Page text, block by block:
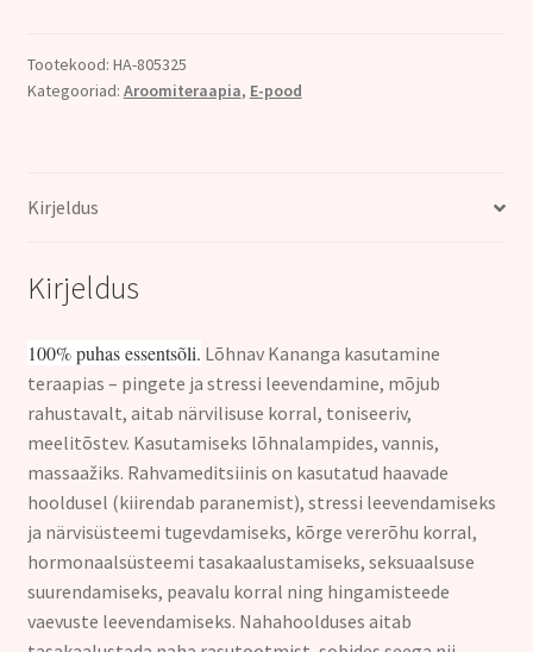
(Cananga
odorata)
Tootekood: HA-805325
Kategooriad: Aroomiteraapia, E-pood
Kirjeldus
Kirjeldus
100% puhas essentsõli. Lõhnav Kananga kasutamine
teraapias – pingete ja stressi leevendamine, mõjub
rahustavalt, aitab närvilisuse korral, toniseeriv,
meelitõstev. Kasutamiseks lõhnalampides, vannis,
massaažiks. Rahvameditsiinis on kasutatud haavade
hooldusel (kiirendab paranemist), stressi leevendamiseks
ja närvisüsteemi tugevdamiseks, kõrge vererõhu korral,
hormonaalsüsteemi tasakaalustamiseks, seksuaalsuse
suurendamiseks, peavalu korral ning hingamisteede
vaevuste leevendamiseks. Nahahoolduses aitab